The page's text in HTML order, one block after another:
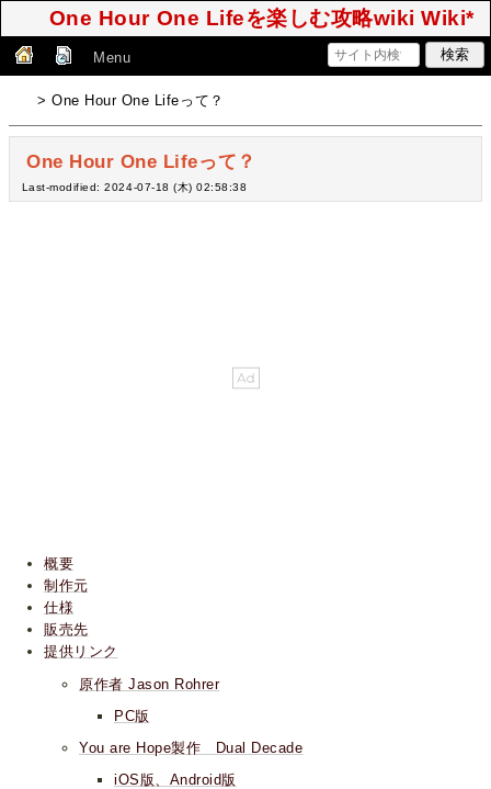
One Hour One Lifeを楽しむ攻略wiki Wiki*
Menu
> One Hour One Lifeって？
One Hour One Lifeって？
Last-modified: 2024-07-18 (木) 02:58:38
概要
制作元
仕様
販売先
提供リンク
原作者 Jason Rohrer
PC版
You are Hope製作 Dual Decade
iOS版、Android版